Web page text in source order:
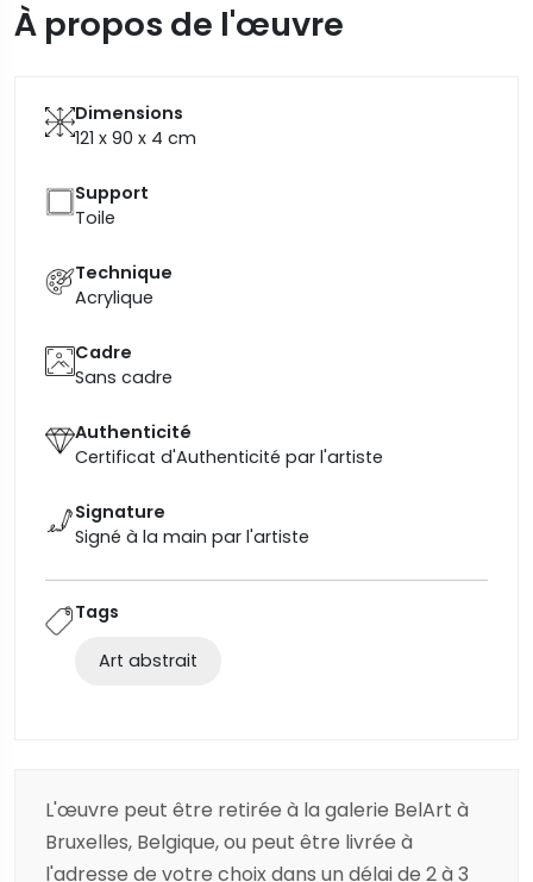
À propos de l'œuvre
Dimensions
121 x 90 x 4 cm
Support
Toile
Technique
Acrylique
Cadre
Sans cadre
Authenticité
Certificat d'Authenticité par l'artiste
Signature
Signé à la main par l'artiste
Tags
Art abstrait
L'œuvre peut être retirée à la galerie BelArt à
Bruxelles, Belgique, ou peut être livrée à
l'adresse de votre choix dans un délai de 2 à 3